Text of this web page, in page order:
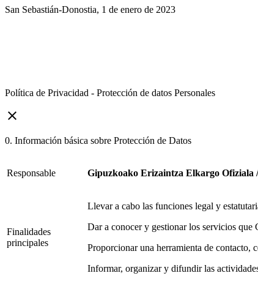
San Sebastián-Donostia, 1 de enero de 2023
Política de Privacidad - Protección de datos Personales
close
0. Información básica sobre Protección de Datos
Responsable Gipuzkoako Erizaintza Elkargo Ofiziala
Finalidades
principales
Llevar a cabo las funciones legal y
Dar a conocer y gestionar los servicios
Proporcionar una herramienta de contacto,
Informar, organizar y difundir las